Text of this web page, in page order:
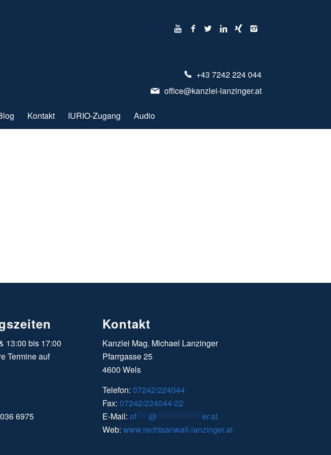
+43 7242 224 044
office@kanzlei-lanzinger.at
Kontakt IURIO-Zugang Audio
13:00 bis 17:00
Termine auf
6975
Kontakt
Kanzlei Mag. Michael Lanzinger
Pfarrgasse 25
4600 Wels
Telefon:07242/224044
Fax:07242/224044-22
E-Mail:of ****@ ***************er.at
Web:www.rechtsanwalt-lanzinger.at